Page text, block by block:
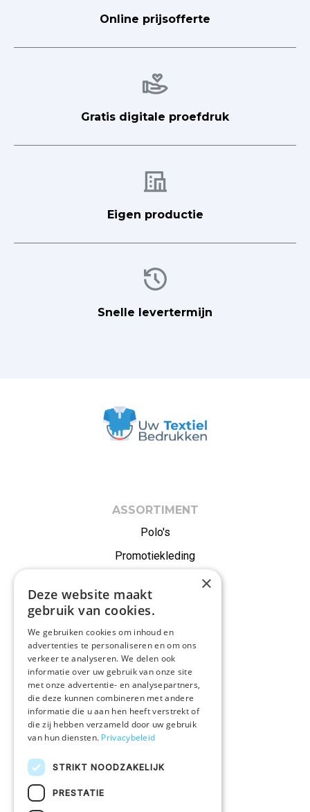
Online prijsofferte
Afbeelding
Gratis digitale proefdruk
Afbeelding
Eigen productie
Afbeelding
Snelle levertermijn
ASSORTIMENT
Polo's
Promotiekleding
Alle producten
IN EEN NOTENDOP
Druktechnieken
Duurzaam ondernemen
Vacatures
KLANTENSERVICE
Veelgestelde vragen
×
Deze website maakt
gebruik van cookies.
We gebruiken cookies om inhoud en
advertenties te personaliseren en om ons
verkeer te analyseren. We delen ook
informatie over uw gebruik van onze site
met onze advertentie- en analysepartners,
die deze kunnen combineren met andere
informatie die u aan hen heeft verstrekt of
die zij hebben verzameld door uw gebruik
van hun diensten. Privacybeleid
STRIKT NOODZAKELIJK
PRESTATIE